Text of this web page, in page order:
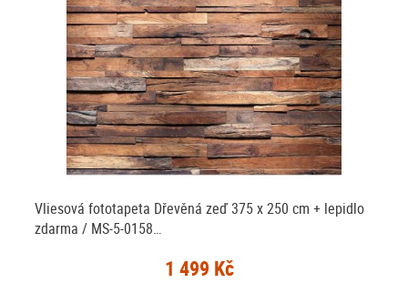
Vliesová fototapeta Dřevěná zeď 375 x 250 cm + lepidlo
zdarma / MS-5-0158…
1 499 Kč